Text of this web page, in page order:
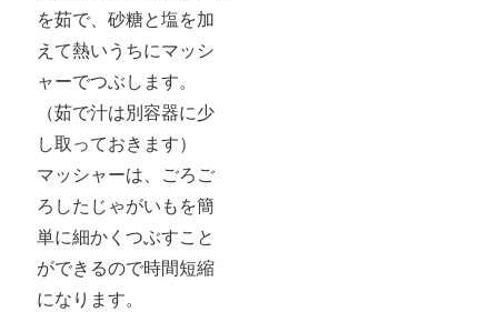
を茹で、砂糖と塩を加
えて熱いうちにマッシ
ャーでつぶします。
（茹で汁は別容器に少
し取っておきます）
マッシャーは、ごろご
ろしたじゃがいもを簡
単に細かくつぶすこと
ができるので時間短縮
になります。